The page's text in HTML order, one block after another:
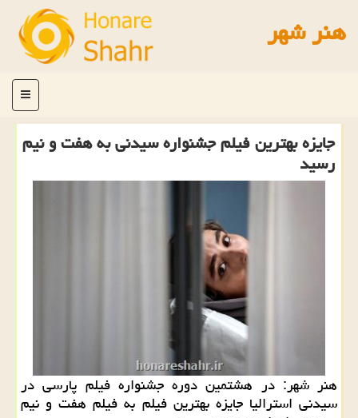
هنر شهر
منو
جایزه بهترین فیلم جشنواره سیدنی به هفت و نیم
رسید
هنر شهر: در هشتمین دوره جشنواره فیلم پارسی در
سیدنی استرالیا جایزه بهترین فیلم به فیلم هفت و نیم